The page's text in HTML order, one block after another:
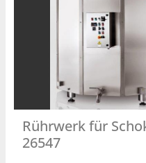
Rührwerk für
26547